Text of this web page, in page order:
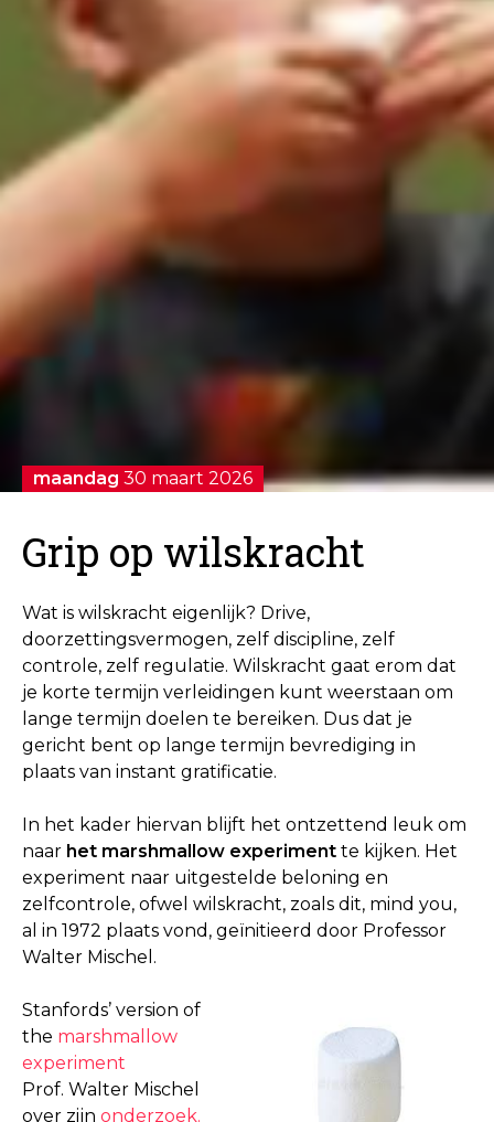
maandag 30 maart 2026
Grip op wilskracht
Wat is wilskracht eigenlijk? Drive,
doorzettingsvermogen, zelf discipline, zelf
controle, zelf regulatie. Wilskracht gaat erom dat
je korte termijn verleidingen kunt weerstaan om
lange termijn doelen te bereiken. Dus dat je
gericht bent op lange termijn bevrediging in
plaats van instant gratificatie.
In het kader hiervan blijft het ontzettend leuk om
naar het marshmallow experiment te kijken. Het
experiment naar uitgestelde beloning en
zelfcontrole, ofwel wilskracht, zoals dit, mind you,
al in 1972 plaats vond, geïnitieerd door Professor
Walter Mischel.
Stanfords’ version of
the marshmallow
experiment
Prof. Walter Mischel
over zijn onderzoek.